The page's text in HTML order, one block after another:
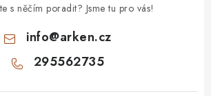
s něčím poradit? Jsme tu pro vás!
info@arken.cz
295562735